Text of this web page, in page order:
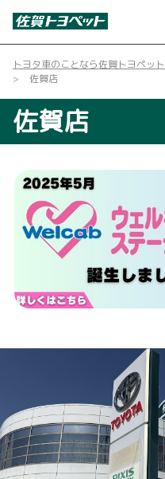
トヨタ車のことなら佐賀トヨペット
佐賀店
佐賀店